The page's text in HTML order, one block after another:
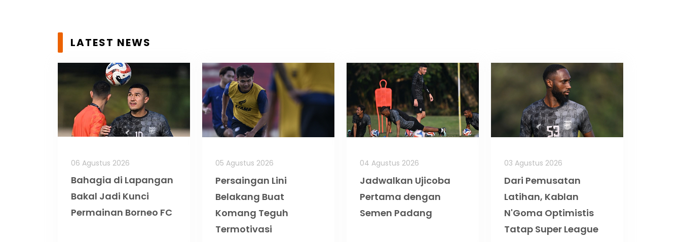
LATEST NEWS
06 Agustus 2026
Bahagia di Lapangan
Bakal Jadi Kunci
Permainan Borneo FC
05 Agustus 2026
Persaingan Lini
Belakang Buat
Komang Teguh
Termotivasi
04 Agustus 2026
Jadwalkan Ujicoba
Pertama dengan
Semen Padang
03 Agustus 2026
Dari Pemusatan
Latihan, Kablan
N'Goma Optimistis
Tatap Super League